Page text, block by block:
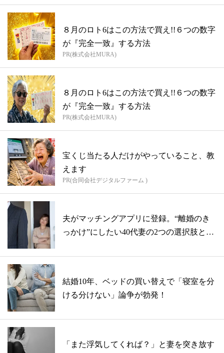
８月のロト6はこの方法で買え!!６つの数字
が『完全一致』する方法
PR(株式会社MURA)
８月のロト6はこの方法で買え!!６つの数字
が『完全一致』する方法
PR(株式会社MURA)
宝くじ当たる人だけがやっていること、教
えます
PR(合同会社デジタルファーム )
夫がマッチングアプリに登録。“離婚のき
っかけ”にしたい40代妻の2つの選択肢と
結婚10年、ベッドの買い替えで「寝室を分
ける分けない」論争が勃発！
「また浮気してくれば？」と妻を突き放す